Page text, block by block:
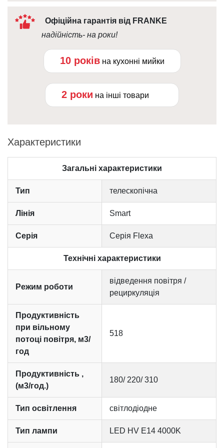
Офіційна гарантія від FRANKE
надійність- на роки!
10 років на кухонні мийки
2 роки на інші товари
Характеристики
Загальні характеристики
Тип телескопічна
Лінія Smart
Серія Серія Flexa
Технічні характеристики
Режим роботи
відведення повітря /
рециркуляція
Продуктивність
при вільному
потоці повітря, м3/
год
518
Продуктивність ,
(м3/год.)
180/ 220/ 310
Тип освітлення світлодіодне
Тип лампи LED HV E14 4000K